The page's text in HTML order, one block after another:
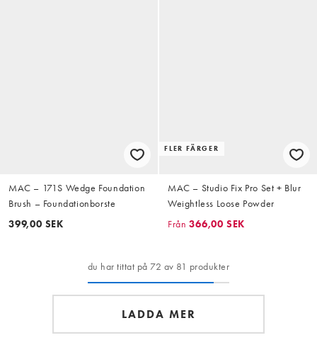
MAC – 171S Wedge Foundation
Brush – Foundationborste
399,00 SEK
FLER FÄRGER
MAC – Studio Fix Pro Set + Blur
Weightless Loose Powder
Från 366,00 SEK
du har tittat på 72 av 81 produkter
LADDA MER